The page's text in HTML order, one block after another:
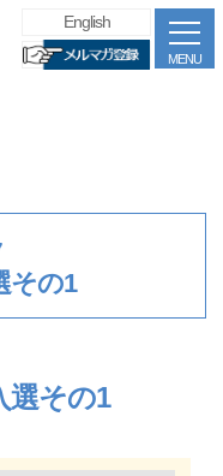
MENU
English
その1
その1